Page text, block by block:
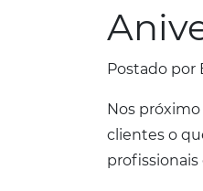
Postado por
Nos próximo
clientes o